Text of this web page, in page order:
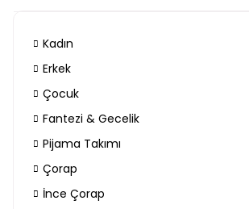
Kadın
Erkek
Çocuk
Fantezi & Gecelik
Pijama Takımı
Çorap
İnce Çorap